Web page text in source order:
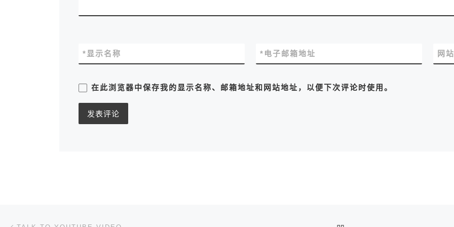
显示名称
* 电子邮箱地址
* 网
在此浏览器中保存我的显示名称、邮箱地址和网站地址，以便下次评论时使用。
文章导航